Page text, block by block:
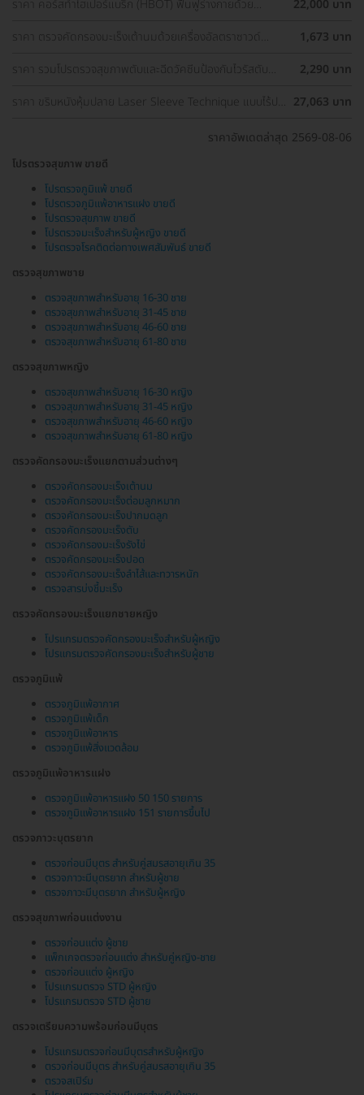
ราคา คอร์สทำไฮเปอร์แบริก (HBOT) ฟื้นฟูร่างกายด้วย
22,000 บาท
ราคา ตรวจคัดกรองมะเร็งเต้านมด้วยเครื่องอัลตราซาวด์
1,673 บาท
ราคา รวมโปรตรวจสุขภาพตับและฉีดวัคซีนป้องกันไวรัสตับ
2,290 บาท
ราคา ขริบหนังหุ้มปลาย Laser Sleeve Technique แบบไร้ปม 27,063 บาท
ราคาอัพเดตล่าสุด 2569-08-06
โปรตรวจสุขภาพ ขายดี
โปรตรวจภูมิแพ้ ขายดี
โปรตรวจภูมิแพ้อาหารแฝง ขายดี
โปรตรวจสุขภาพ ขายดี
โปรตรวจมะเร็งสำหรับผู้หญิง ขายดี
โปรตรวจโรคติดต่อทางเพศสัมพันธ์ ขายดี
ตรวจสุขภาพชาย
ตรวจสุขภาพสำหรับอายุ 16-30 ชาย
ตรวจสุขภาพสำหรับอายุ 31-45 ชาย
ตรวจสุขภาพสำหรับอายุ 46-60 ชาย
ตรวจสุขภาพสำหรับอายุ 61-80 ชาย
ตรวจสุขภาพหญิง
ตรวจสุขภาพสำหรับอายุ 16-30 หญิง
ตรวจสุขภาพสำหรับอายุ 31-45 หญิง
ตรวจสุขภาพสำหรับอายุ 46-60 หญิง
ตรวจสุขภาพสำหรับอายุ 61-80 หญิง
ตรวจคัดกรองมะเร็งแยกตามส่วนต่างๆ
ตรวจคัดกรองมะเร็งเต้านม
ตรวจคัดกรองมะเร็งต่อมลูกหมาก
ตรวจคัดกรองมะเร็งปากมดลูก
ตรวจคัดกรองมะเร็งตับ
ตรวจคัดกรองมะเร็งรังไข่
ตรวจคัดกรองมะเร็งปอด
ตรวจคัดกรองมะเร็งลำไส้และทวารหนัก
ตรวจสารบ่งชี้มะเร็ง
ตรวจคัดกรองมะเร็งแยกชายหญิง
โปรแกรมตรวจคัดกรองมะเร็งสำหรับผู้หญิง
โปรแกรมตรวจคัดกรองมะเร็งสำหรับผู้ชาย
ตรวจภูมิแพ้
ตรวจภูมิแพ้อากาศ
ตรวจภูมิแพ้เด็ก
ตรวจภูมิแพ้อาหาร
ตรวจภูมิแพ้สิ่งแวดล้อม
ตรวจภูมิแพ้อาหารแฝง
ตรวจภูมิแพ้อาหารแฝง 50 150 รายการ
ตรวจภูมิแพ้อาหารแฝง 151 รายการขึ้นไป
ตรวจภาวะบุตรยาก
ตรวจก่อนมีบุตร สำหรับคู่สมรสอายุเกิน 35
ตรวจภาวะมีบุตรยาก สำหรับผู้ชาย
ตรวจภาวะมีบุตรยาก สำหรับผู้หญิง
ตรวจสุขภาพก่อนแต่งงาน
ตรวจก่อนแต่ง ผู้ชาย
แพ็กเกจตรวจก่อนแต่ง สำหรับคู่หญิง-ชาย
ตรวจก่อนแต่ง ผู้หญิง
โปรแกรมตรวจ STD ผู้หญิง
โปรแกรมตรวจ STD ผู้ชาย
ตรวจเตรียมความพร้อมก่อนมีบุตร
โปรแกรมตรวจก่อนมีบุตรสำหรับผู้หญิง
ตรวจก่อนมีบุตร สำหรับคู่สมรสอายุเกิน 35
ตรวจสเปิร์ม